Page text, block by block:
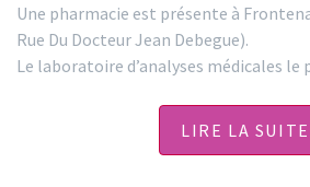
Une pharmacie est présente à
Rue Du Docteur Jean Debegue).
Le laboratoire d’analyses médicales le
LIRE LA SUITE